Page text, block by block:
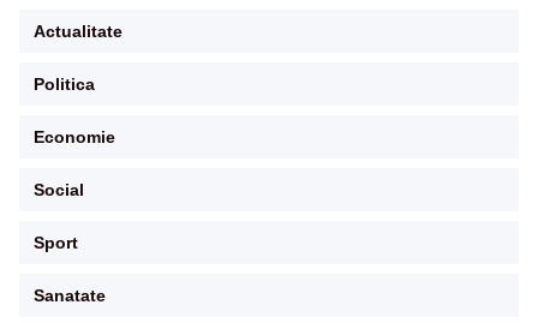
Actualitate
Politica
Economie
Social
Sport
Sanatate